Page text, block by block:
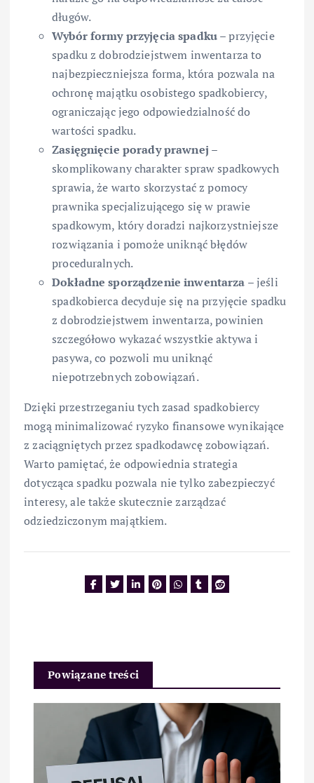
długów.
Wybór formy przyjęcia spadku– przyjęcie
spadku z dobrodziejstwem inwentarza to
najbezpieczniejsza forma, która pozwala na
ochronę majątku osobistego spadkobiercy,
ograniczając jego odpowiedzialność do
wartości spadku.
Zasięgnięcie porady prawnej –
skomplikowany charakter spraw spadkowych
sprawia, że warto skorzystać z pomocy
prawnika specjalizującego się w prawie
spadkowym, który doradzi najkorzystniejsze
rozwiązania i pomoże uniknąć błędów
proceduralnych.
Dokładne sporządzenie inwentarza – jeśli
spadkobierca decyduje się na przyjęcie spadku
z dobrodziejstwem inwentarza, powinien
szczegółowo wykazać wszystkie aktywa i
pasywa, co pozwoli mu uniknąć
niepotrzebnych zobowiązań.
Dzięki przestrzeganiu tych zasad spadkobiercy
mogą minimalizować ryzyko finansowe wynikające
z zaciągniętych przez spadkodawcę zobowiązań.
Warto pamiętać, że odpowiednia strategia
dotycząca spadku pozwala nie tylko zabezpieczyć
interesy, ale także skutecznie zarządzać
odziedziczonym majątkiem.
Powiązane treści